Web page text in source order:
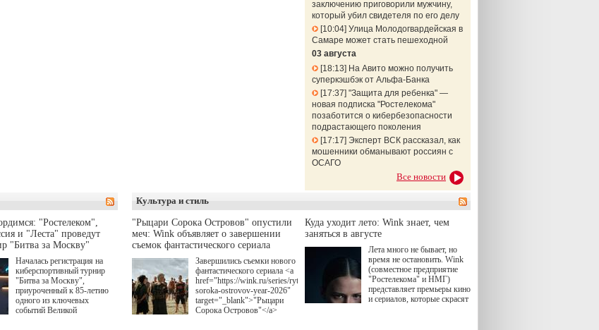
заключению приговорили мужчину,
который убил свидетеля по его делу
10:04 Улица Молодогвардейская в
Самаре может стать пешеходной
03 августа
18:13
На Авито можно получить
суперкэшбэк от Альфа-Банка
17:37 "Защита для ребенка" —
новая подписка "Ростелекома"
позаботится о кибербезопасности
подрастающего поколения
17:17 Эксперт ВСК рассказал, как
мошенники обманывают россиян с
ОСАГО
Все новости
"Ростелеком",
и "Леста" проведут
"Битва за Москву"
Началась регистрация на
киберспортивный турнир
"Битва за Москву",
приуроченный к 85-летию
одного из ключевых
событий Великой
Культура и стиль
"Рыцари Сорока Островов" опустили
меч: Wink объявляет о завершении
съемок фантастического сериала
Завершились съемки нового
фантастического сериала <a
href="https://wink.ru/series/rytsari-
soroka-ostrovov-year-2026"
target="_blank">"Рыцари
Сорока Островов"</a>
Куда уходит лето: Wink знает, чем
заняться в августе
Лета много не бывает, но
время не остановить. Wink
(совместное предприятие
"Ростелекома" и НМГ)
представляет премьеры кино
и сериалов, которые скрасят